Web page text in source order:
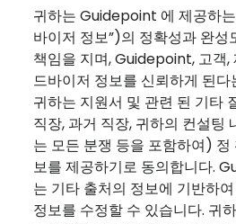
귀하는 Guidepoint 에 제공하
바이저 정보”)의 정확성과 완성
책임을 지며, Guidepoint, 고객,
드바이저 정보를 신뢰하게 된다
귀하는 지원서 및 관련 된 기타
직장, 과거 직장, 귀하의 컨설팅
는 모든 분쟁 등을 포함하여) 정
보를 제공하기로 동의합니다.
는 기타 출처의 정보에 기반하
정보를 수정할 수 있습니다. 귀